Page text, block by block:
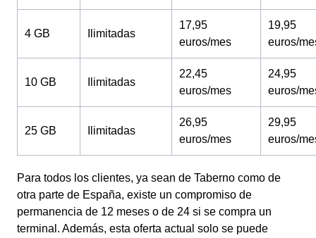
4 GB Ilimitadas
17,95
euros/mes
19,95
euros/
10 GB Ilimitadas
22,45
euros/mes
24,95
euros/
25 GB Ilimitadas
26,95
euros/mes
29,95
euros/
Para todos los clientes, ya sean de Taberno como de
otra parte de España, existe un compromiso de
permanencia de 12 meses o de 24 si se compra un
terminal. Además, esta oferta actual solo se puede